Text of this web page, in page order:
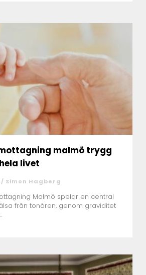
malmö trygg
livet
/ Simon Hagberg
Malmö spelar en central
från tonåren, genom graviditet